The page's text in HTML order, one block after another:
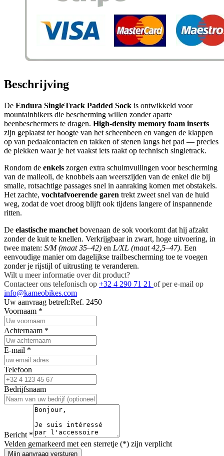
Beschrijving
De Endura SingleTrack Padded Sock is ontwikkeld voor
mountainbikers die bescherming willen zonder aparte
beenbeschermers te dragen. High-density memory foam inserts
zijn geplaatst ter hoogte van het scheenbeen en vangen de klappen
op van pedaalcontacten en takken of stenen langs het pad — precies
de plekken waar je het vaakst iets raakt op technisch singletrack.
Rondom de enkels zorgen extra schuimvullingen voor bescherming
van de malleoli, de knobbels aan weerszijden van de enkel die bij
smalle, rotsachtige passages snel in aanraking komen met obstakels.
Het zachte, vochtafvoerende garen trekt zweet snel van de huid
weg, zodat de voet droog blijft ook tijdens langere of inspannende
ritten.
De elastische manchet bovenaan de sok voorkomt dat hij afzakt
zonder de kuit te knellen. Verkrijgbaar in zwart, hoge uitvoering, in
twee maten: S/M (maat 35–42) en L/XL (maat 42,5–47). Een
eenvoudige manier om dagelijkse trailbescherming toe te voegen
zonder je rijstijl of uitrusting te veranderen.
Wilt u meer informatie over dit product?
Contacteer ons telefonisch op +32 4 290 71 21 of per e-mail op
info@kameobikes.com
Uw aanvraag betreft:Ref. 2450
Voornaam *
Achternaam *
E-mail *
Telefoon
Bedrijfsnaam
Bericht *
Velden gemarkeerd met een sterretje (*) zijn verplicht
Mijn aanvraag versturen